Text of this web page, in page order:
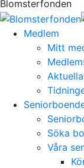
Blomsterfonden
Medlem
Mitt
Söka
Våra